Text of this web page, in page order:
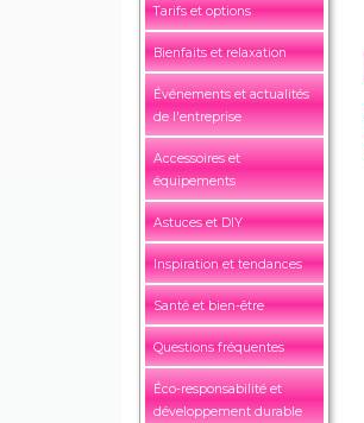
Tarifs et options
Bienfaits et relaxation
Événements et actualités
de l'entreprise
Accessoires et
équipements
Astuces et DIY
Inspiration et tendances
Santé et bien-être
Questions fréquentes
Éco-responsabilité et
développement durable